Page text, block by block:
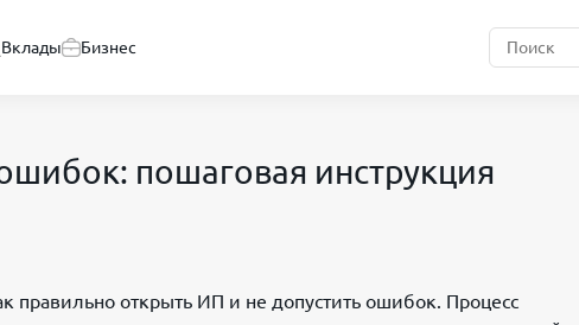
Вклады Бизнес
пошаговая инструкция
открыть ИП и не допустить ошибок. Процесс